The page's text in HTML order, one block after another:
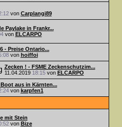
von Carplangi89
Paylake in Frankr...
von ELCARPO
- Preise Ontario...
von hoiffoi
Zecken ! - FSME Zeckenschutzim...
11.04.2019 18:15von ELCARPO
aus in Kärnten...
von karpfen1
mit Stein
von Bize